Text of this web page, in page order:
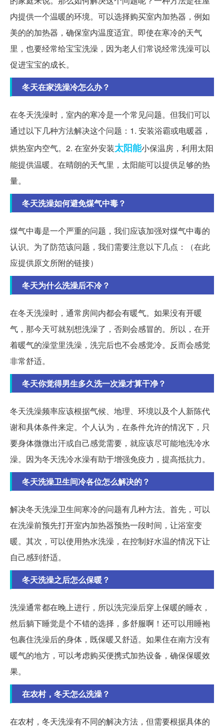
内提供一个温暖的环境。可以选择购买室内加热器，例如
美的的加热器，确保室内温度适宜。即使在寒冷的天气
里，也要经常给宝宝洗澡，因为老人们常说经常洗澡可以
促进宝宝的成长。
冬天在家洗澡冷怎么办？
在冬天洗澡时，室内的寒冷是一个常见问题。但我们可以
通过以下几种方法解决这个问题：1. 安装浴霸或电暖器，
烘热室内空气。2. 在室外安装太阳能小保温房，利用太阳
能提供温暖。在晴朗的天气里，太阳能可以提供足够的热
量。
冬天洗澡如何避免煤气中毒？
煤气中毒是一个严重的问题，我们应该加强对煤气中毒的
认识。为了防范该问题，我们需要注意以下几点：（在此
应提供原文所附的链接）
冬天为什么洗澡后不冷？
在冬天洗澡时，通常房间内都会有暖气。如果没有开暖
气，那今天可就别想洗澡了，否则会感冒的。所以，在开
着暖气的澡堂里洗澡，洗完后也不会感觉冷。反而会感觉
非常舒适。
冬天你觉得男生多久洗一次澡才算干净？
冬天洗澡频率应该根据气候、地理、环境以及个人新陈代
谢和具体条件来定。个人认为，在条件允许的情况下，只
要身体微微出汗或自己感觉需要，就应该尽可能地洗冷水
澡。因为冬天洗冷水澡有助于增强免疫力，提高抵抗力。
冬天洗澡卫生间冷各位怎么解决的？
解决冬天洗澡卫生间寒冷的问题有几种方法。首先，可以
在洗澡前预先打开室内加热器预热一段时间，让浴室变
暖。其次，可以使用热水洗澡，在控制好水温的情况下让
自己感到舒适。
冬天洗澡之后怎么保暖？
洗澡通常都在晚上进行，所以洗完澡后穿上保暖的睡衣，
然后躺下睡觉是个不错的选择，多舒服啊！还可以用睡袍
包裹住洗澡后的身体，既保暖又舒适。如果住在南方没有
暖气的地方，可以考虑购买便携式加热设备，确保保暖效
果。
在农村，冬天怎么洗澡？
在农村，冬天洗澡有不同的解决方法，但需要根据具体的